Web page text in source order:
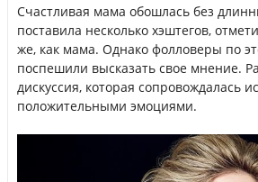
Счастливая мама обошлась без
поставила несколько хэштегов,
же, как мама. Однако фолловеры по
поспешили высказать свое мнение.
дискуссия, которая сопровождалась
положительными эмоциями.